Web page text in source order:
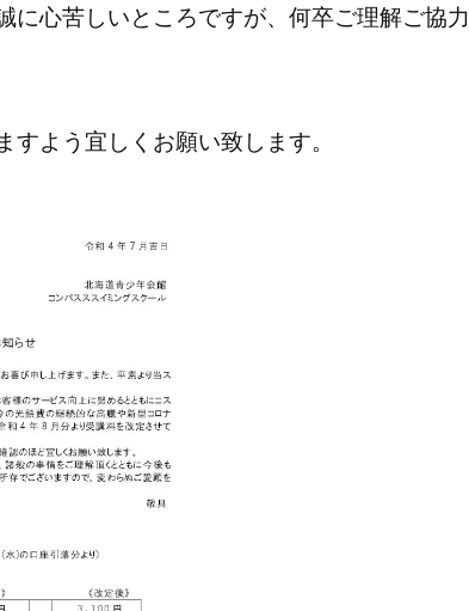
に心苦しいところですが、何卒ご理解ご協力
よう宜しくお願い致します。